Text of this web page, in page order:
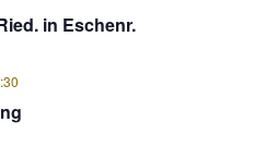
in Eschenr.